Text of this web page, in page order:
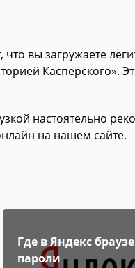
что вы загружаете
Касперского».
настоятельно
на нашем сайте.
Где в Яндекс
пароли